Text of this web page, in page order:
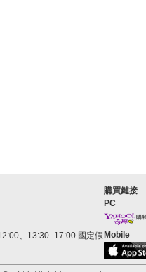
、13:30–17:00 國定假
購買鏈接
PC
Mobile